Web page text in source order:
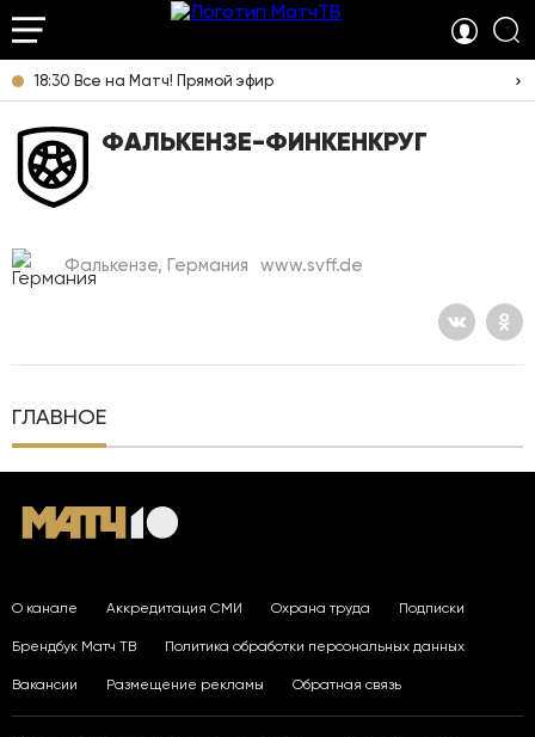
18:30 Все на Матч! Прямой эфир
ФАЛЬКЕНЗЕ-ФИНКЕНКРУГ
Фалькензе, Германия www.svff.de
ГЛАВНОЕ
О канале Аккредитация СМИ Охрана труда Подписки
Брендбук Матч ТВ Политика обработки персональных данных
Вакансии Размещение рекламы Обратная связь